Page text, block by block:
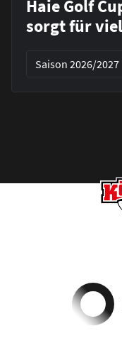
Haie Golf
sorgt für
Saison 2026/2027